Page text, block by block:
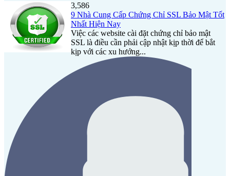
3,586
9 Nhà Cung Cấp Chứng Chỉ SSL Bảo Mật Tốt
Nhất Hiện Nay
Việc các website cài đặt chứng chỉ bảo mật
SSL là điều cần phải cập nhật kịp thời để bắt
kịp với các xu hướng...